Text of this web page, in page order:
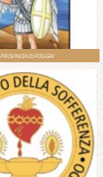
PROVINCIA DI FOGGIA